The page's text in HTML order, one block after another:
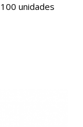
unidades